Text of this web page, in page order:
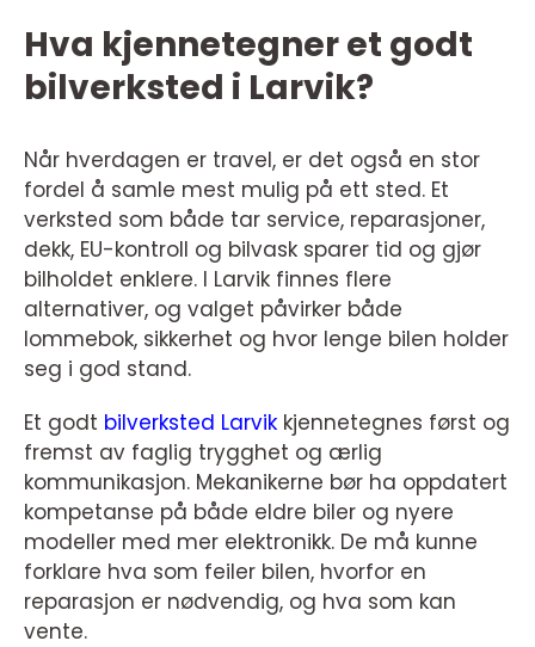
Hva kjennetegner et godt
bilverksted i Larvik?
Når hverdagen er travel, er det også en stor
fordel å samle mest mulig på ett sted. Et
verksted som både tar service, reparasjoner,
dekk, EU-kontroll og bilvask sparer tid og gjør
bilholdet enklere. I Larvik finnes flere
alternativer, og valget påvirker både
lommebok, sikkerhet og hvor lenge bilen holder
seg i god stand.
Et godt bilverksted Larvik kjennetegnes først og
fremst av faglig trygghet og ærlig
kommunikasjon. Mekanikerne bør ha oppdatert
kompetanse på både eldre biler og nyere
modeller med mer elektronikk. De må kunne
forklare hva som feiler bilen, hvorfor en
reparasjon er nødvendig, og hva som kan
vente.